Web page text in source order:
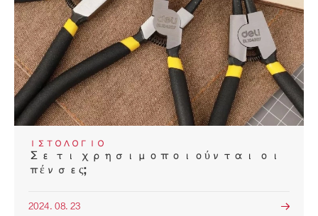
ΙΣΤΟΛΌΓΙΟ
Σε τι χρησιμοποιούνται οι
πένσες;
2024. 08. 23 